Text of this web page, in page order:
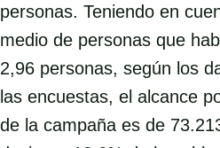
personas. Teniendo en
medio de personas que
2,96 personas, según los
las encuestas, el alcance
de la campaña es de